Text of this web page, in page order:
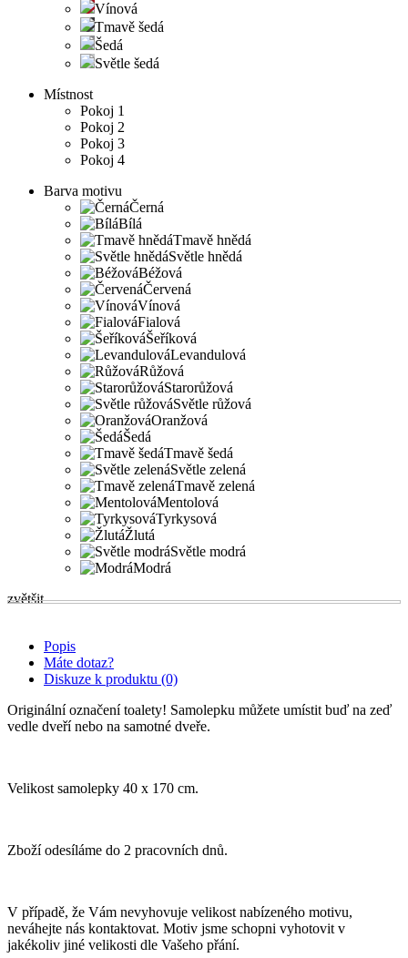
Vínová
Tmavě šedá
Šedá
Světle šedá
Místnost
Pokoj 1
Pokoj 2
Pokoj 3
Pokoj 4
Barva motivu
Černá
Bílá
Tmavě hnědá
Světle hnědá
Béžová
Červená
Vínová
Fialová
Šeříková
Levandulová
Růžová
Starorůžová
Světle růžová
Oranžová
Šedá
Tmavě šedá
Světle zelená
Tmavě zelená
Mentolová
Tyrkysová
Žlutá
Světle modrá
Modrá
zvětšit
Popis
Máte dotaz?
Diskuze k produktu (0)
Originální označení toalety! Samolepku můžete umístit buď na zeď
vedle dveří nebo na samotné dveře.
Velikost samolepky 40 x 170 cm.
Zboží odesíláme do 2 pracovních dnů.
V případě, že Vám nevyhovuje velikost nabízeného motivu,
neváhejte nás kontaktovat. Motiv jsme schopni vyhotovit v
jakékoliv jiné velikosti dle Vašeho přání.